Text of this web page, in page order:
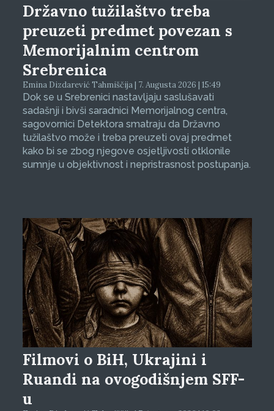
Državno tužilaštvo treba
preuzeti predmet povezan s
Memorijalnim centrom
Srebrenica
Emina Dizdarević Tahmiščija | 7. Augusta 2026 | 15:49
Dok se u Srebrenici nastavljaju saslušavati
sadašnji i bivši saradnici Memorijalnog centra,
sagovornici Detektora smatraju da Državno
tužilaštvo može i treba preuzeti ovaj predmet
kako bi se zbog njegove osjetljivosti otklonile
sumnje u objektivnost i nepristrasnost postupanja.
Filmovi o BiH, Ukrajini i
Ruandi na ovogodišnjem SFF-
u